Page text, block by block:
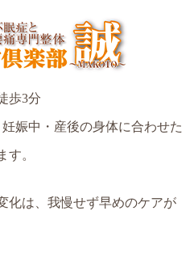
歩3分
娠中・産後の身体に合わせた
す。
化は、我慢せず早めのケアが